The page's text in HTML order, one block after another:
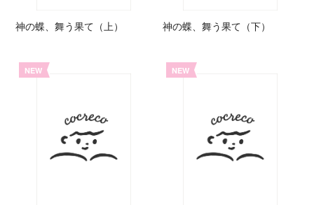
神の蝶、舞う果て（上） 神の蝶、舞う果て（下）
NEW NEW